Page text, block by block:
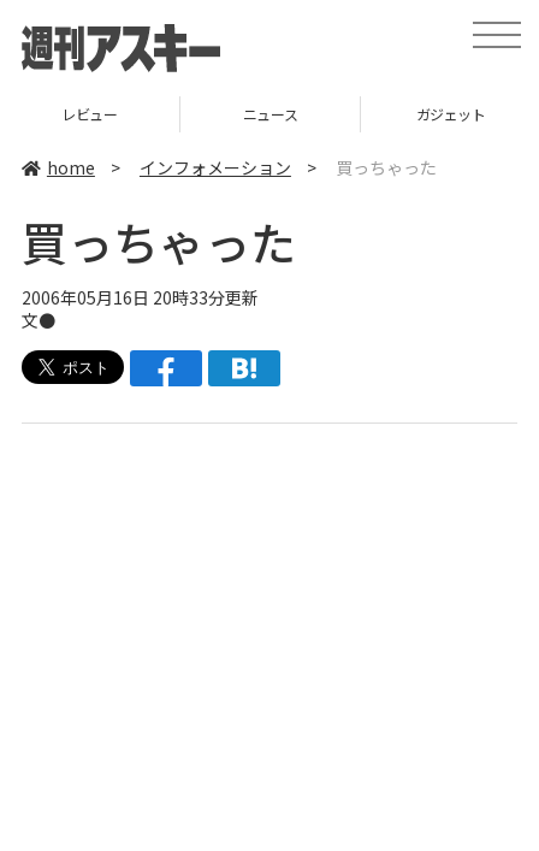
t
o
ニュース ガジェット ゲーム
home > インフォメーション > 買っちゃった
買っちゃった
2006年05月16日 20時33分更新
文●